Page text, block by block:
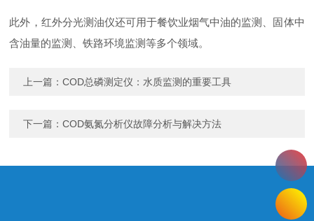
此外，红外分光测油仪还可用于餐饮业烟气中油的监测、固体中
含油量的监测、铁路环境监测等多个领域。
上一篇：COD总磷测定仪：水质监测的重要工具
下一篇：COD氨氮分析仪故障分析与解决方法